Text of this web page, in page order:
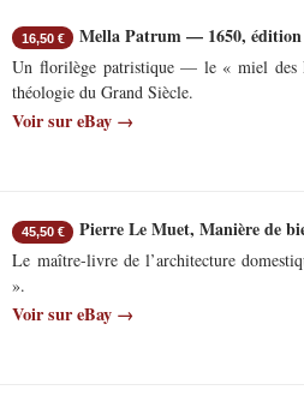
16,50 € Mella Patrum — 1650,
Un florilège patristique — le « miel des
théologie du Grand Siècle.
Voir sur eBay →
45,50 € Pierre Le Muet, Manière de
Le maître-livre de l’architecture
».
Voir sur eBay →